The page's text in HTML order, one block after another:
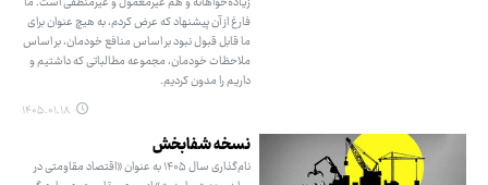
فارغ از آن پیشنهاد که عرض کردم، به هیچ عنوان برای
ما قابل قبول نبود بر اساس منافع خودمان، بر اساس
ملاحظات خودمان، مجموعه مطالباتی که داشتیم و
داریم را مدون کردیم.
۱۴۰۵.۰۱.۱۸
نسخه شفابخش
نام‌گذاری سال ۱۴۰۵ به عنوان «اقتصاد مقاومتی در